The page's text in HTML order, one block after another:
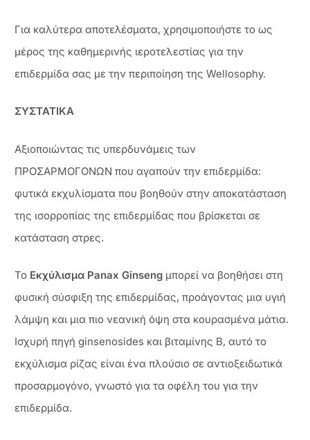
Για καλύτερα αποτελέσματα, χρησιμοποιήστε το ως
μέρος της καθημερινής ιεροτελεστίας για την
επιδερμίδα σας με την περιποίηση της Wellosophy.
ΣΥΣΤΑΤΙΚΑ
Αξιοποιώντας τις υπερδυνάμεις των
ΠΡΟΣΑΡΜΟΓΟΝΩΝ που αγαπούν την επιδερμίδα:
φυτικά εκχυλίσματα που βοηθούν στην αποκατάσταση
της ισορροπίας της επιδερμίδας που βρίσκεται σε
κατάσταση στρες.
Το Εκχύλισμα Panax Ginseng μπορεί να βοηθήσει στη
φυσική σύσφιξη της επιδερμίδας, προάγοντας μια υγιή
λάμψη και μια πιο νεανική όψη στα κουρασμένα μάτια.
Ισχυρή πηγή ginsenosides και βιταμίνης Β, αυτό το
εκχύλισμα ρίζας είναι ένα πλούσιο σε αντιοξειδωτικά
προσαρμογόνο, γνωστό για τα οφέλη του για την
επιδερμίδα.